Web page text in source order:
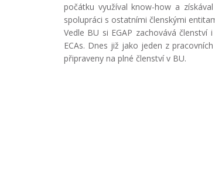
počátku využíval know-how a
spolupráci s ostatními členskými
Vedle BU si EGAP zachovává členství i
ECAs. Dnes již jako jeden z
připraveny na plné členství v BU.